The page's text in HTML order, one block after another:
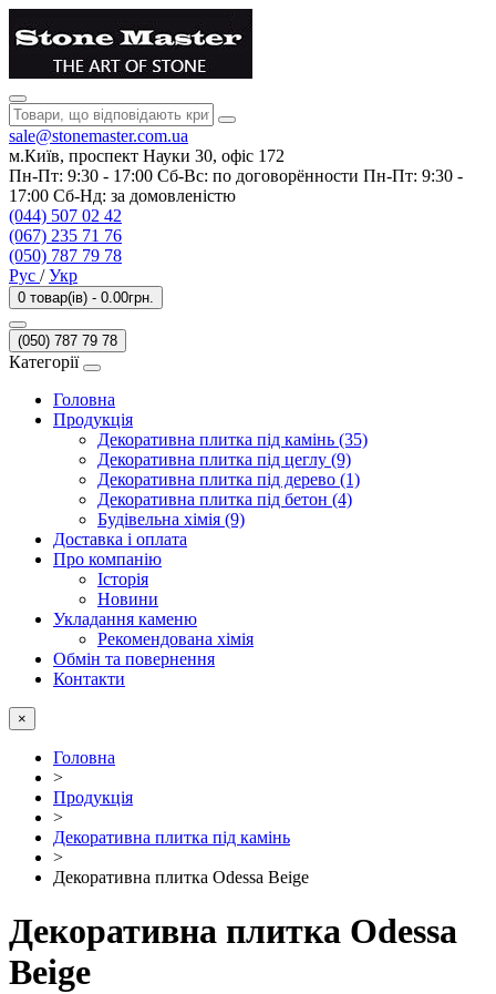
sale@stonemaster.com.ua
м.Київ, проспект Науки 30, офіс 172
Пн-Пт: 9:30 - 17:00 Сб-Вс: по договорённости Пн-Пт: 9:30 -
17:00 Сб-Нд: за домовленістю
(044) 507 02 42
(067) 235 71 76
(050) 787 79 78
Рус / Укр
0 товар(ів) - 0.00грн.
(050) 787 79 78
Категорії
Головна
Продукція
Декоративна плитка під камінь (35)
Декоративна плитка під цеглу (9)
Декоративна плитка під дерево (1)
Декоративна плитка під бетон (4)
Будівельна хімія (9)
Доставка і оплата
Про компанію
Історія
Новини
Укладання каменю
Рекомендована хімія
Обмін та повернення
Контакти
×
Головна
>
Продукція
>
Декоративна плитка під камінь
>
Декоративна плитка Odessa Beige
Декоративна плитка Odessa
Beige